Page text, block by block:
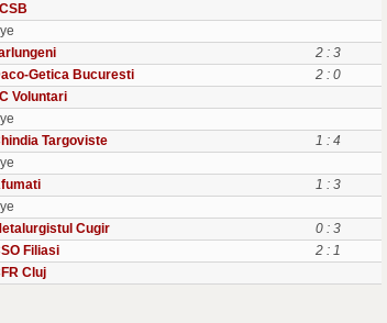
2 : 3
Getica Bucuresti
2 : 0
Voluntari
Targoviste
1 : 4
1 : 3
Cugir
0 : 3
Filiasi
2 : 1
Cluj